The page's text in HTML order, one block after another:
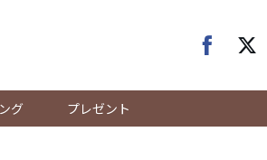
グ プレゼント